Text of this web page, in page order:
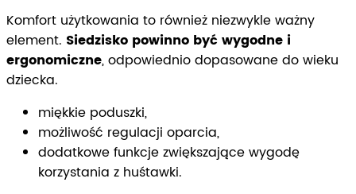
Komfort użytkowania to również niezwykle ważny
element. Siedzisko powinno być wygodne i
ergonomiczne, odpowiednio dopasowane do wieku
dziecka.
miękkie poduszki,
możliwość regulacji oparcia,
dodatkowe funkcje zwiększające wygodę
korzystania z huśtawki.